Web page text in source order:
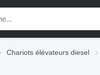
Chariots élévateurs diesel